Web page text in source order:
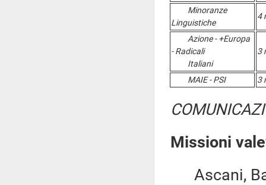
Minoranze
Linguistiche
4
Azione - +Europa
- Radicali
Italiani
3
MAIE - PSI 3
Missioni
Ascani,